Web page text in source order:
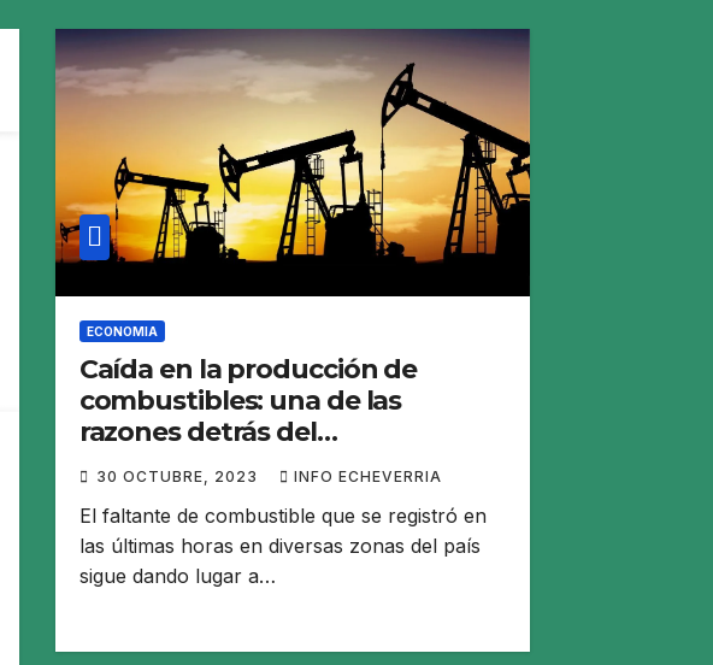
ECONOMIA
Caída en la producción de
combustibles: una de las
razones detrás del
desabastecimiento
30 OCTUBRE, 2023 INFO ECHEVERRIA
El faltante de combustible que se registró en
las últimas horas en diversas zonas del país
sigue dando lugar a…